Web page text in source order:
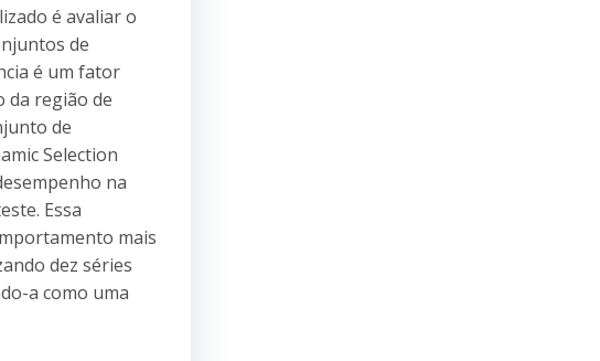
é avaliar o
de
é um fator
da região de
de
Selection
na
Essa
mais
dez séries
a como uma